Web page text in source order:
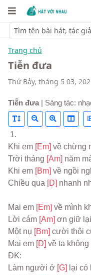
Trang chủ
Tiễn đưa
Thứ Bảy, tháng 5 03,
Tiễn đưa | Sáng tác:
1.
Khi em [Em] về chừng
Trời tháng [Am] năm
Khi em [Bm] về ngồi
Chiều qua [D] nhanh
Mai em [Em] về mình
Lời cám [Am] ơn giữ
Một nụ [Bm] cười thôi
Mai em [D] về ta
ĐK:
Làm người ở [G] lại có